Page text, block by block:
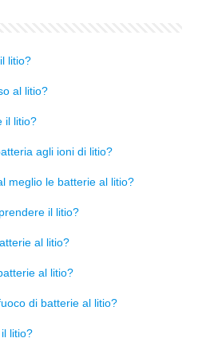
litio?
al litio?
il litio?
agli ioni di litio?
meglio le batterie al litio?
il litio?
al litio?
al litio?
di batterie al litio?
litio?